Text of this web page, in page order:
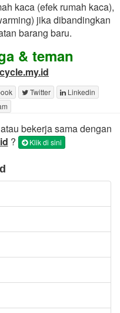
kaca (efek rumah kaca),
jika dibandingkan
barang baru.
& teman
Twitter
Linkedin
bekerja sama dengan
? Klik di sini